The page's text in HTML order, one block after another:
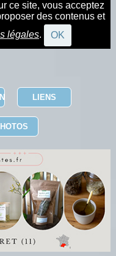
ce site, vous acceptez
des contenus et
légales. OK
LIENS